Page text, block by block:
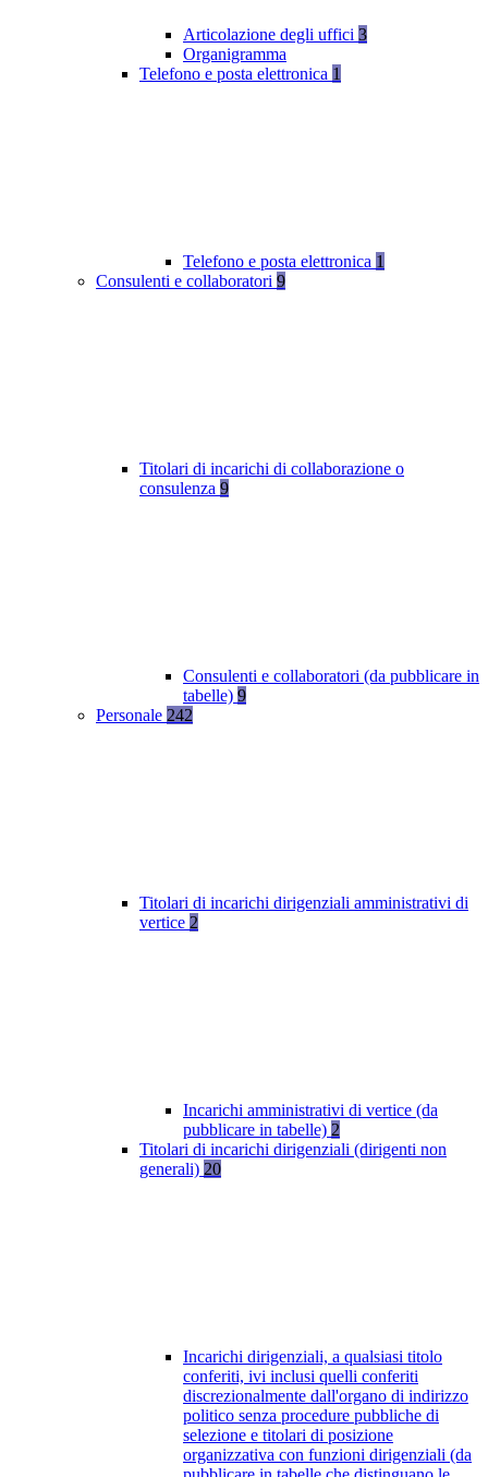
Articolazione degli uffici 3
Organigramma
Telefono e posta elettronica 1
Telefono e posta elettronica 1
Consulenti e collaboratori 9
Titolari di incarichi di collaborazione o
consulenza 9
Consulenti e collaboratori (da pubblicare in
tabelle) 9
Personale 242
Titolari di incarichi dirigenziali amministrativi di
vertice 2
Incarichi amministrativi di vertice (da
pubblicare in tabelle) 2
Titolari di incarichi dirigenziali (dirigenti non
generali) 20
Incarichi dirigenziali, a qualsiasi titolo
conferiti, ivi inclusi quelli conferiti
discrezionalmente dall'organo di indirizzo
politico senza procedure pubbliche di
selezione e titolari di posizione
organizzativa con funzioni dirigenziali (da